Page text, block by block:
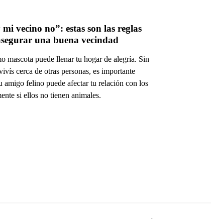
vecino no”: estas son las reglas
mascota puede llenar tu hogar de alegría. Sin
cerca de otras personas, es importante
amigo felino puede afectar tu relación con los
si ellos no tienen animales.